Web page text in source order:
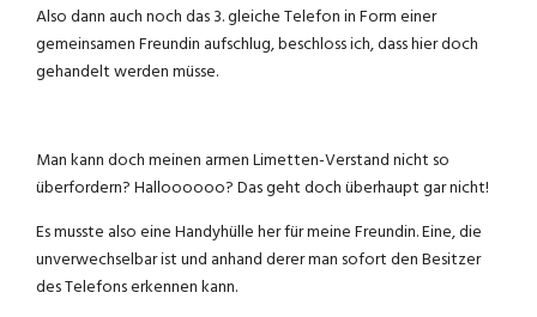
Also dann auch noch das 3. gleiche Telefon in Form einer
gemeinsamen Freundin aufschlug, beschloss ich, dass hier doch
gehandelt werden müsse.
Man kann doch meinen armen Limetten-Verstand nicht so
überfordern? Halloooooo? Das geht doch überhaupt gar nicht!
Es musste also eine Handyhülle her für meine Freundin. Eine, die
unverwechselbar ist und anhand derer man sofort den Besitzer
des Telefons erkennen kann.